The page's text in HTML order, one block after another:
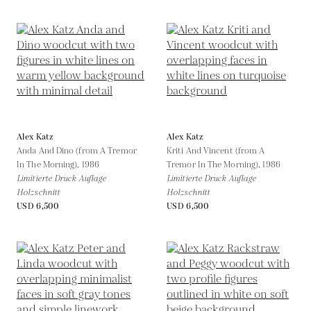
Alex Katz
Anda And Dino (from A Tremor
In The Morning), 1986
Limitierte Druck Auflage
Holzschnitt
USD 6,500
Alex Katz
Kriti And Vincent (from A
Tremor In The Morning),1986
Limitierte Druck Auflage
Holzschnitt
USD 6,500